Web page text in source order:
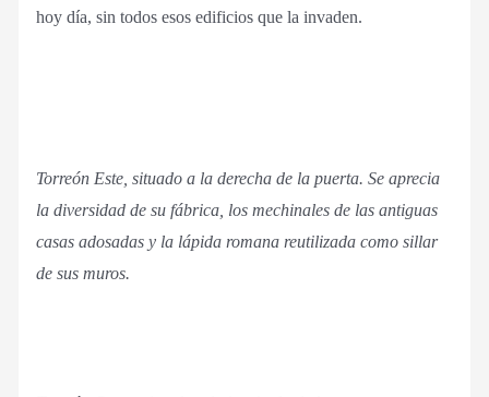
hoy día, sin todos esos edificios que la invaden.
Torreón Este, situado a la derecha de la puerta. Se aprecia
la diversidad de su fábrica, los mechinales de las antiguas
casas adosadas y la lápida romana reutilizada como sillar
de sus muros.